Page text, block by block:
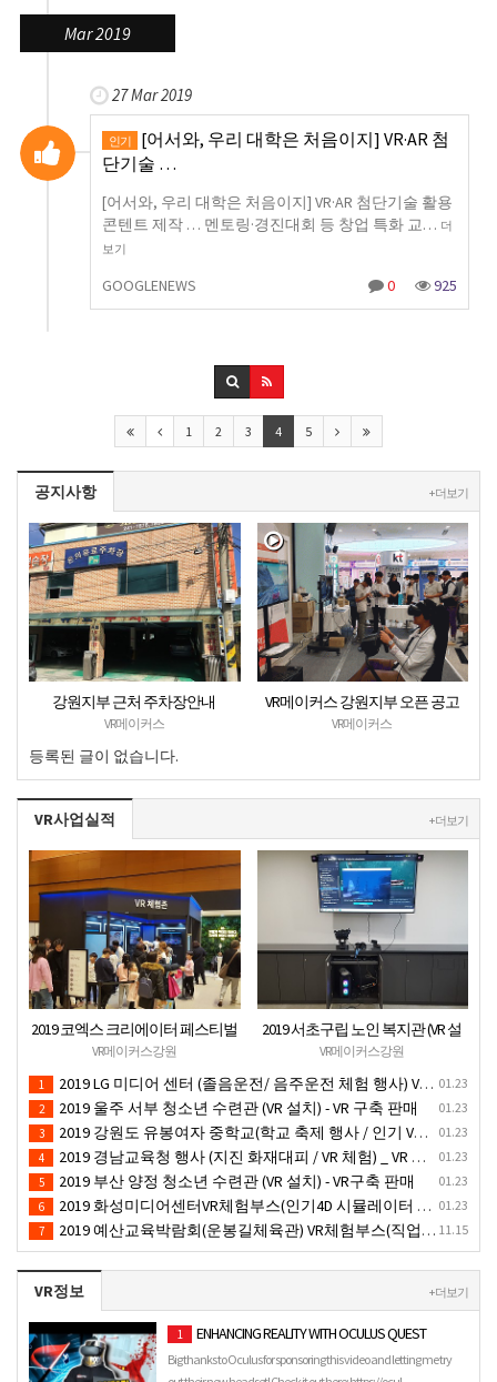
Mar 2019
27 Mar 2019
인기
[어서와, 우리 대학은 처음이지] VR·AR 첨
단기술 …
[어서와, 우리 대학은 처음이지] VR·AR 첨단기술 활용
콘텐트 제작 … 멘토링·경진대회 등 창업 특화 교… 더
보기
GOOGLENEWS 0 925
1 2 3 4 5
공지사항 + 더보기
강원지부 근처 주차장안내
VR메이커스
VR메이커스 강원지부 오픈 공고
VR메이커스
등록된 글이 없습니다.
VR사업실적 + 더보기
2019 코엑스 크리에이터 페스티벌
VR체험 부스 (인기 VR 체험) - VR렌
탈대여 행사
VR메이커스강원
2019 서초구립 노인 복지관 (VR 설
치) - VR 구축 판매
VR메이커스강원
01.23
1 2019 LG 미디어 센터 (졸음운전/ 음주운전 체험 행사) VR 체험 - VR 렌탈대여 행사
01.23
2 2019 울주 서부 청소년 수련관 (VR 설치) - VR 구축 판매
01.23
3 2019 강원도 유봉여자 중학교(학교 축제 행사 / 인기 VR 컨텐츠 ) - VR렌탈대여 행사
01.23
4 2019 경남교육청 행사 (지진 화재대피 / VR 체험) _ VR 렌탈대여행사
01.23
5 2019 부산 양정 청소년 수련관 (VR 설치) - VR구축 판매
01.23
6 2019 화성미디어센터VR체험부스(인기4D 시뮬레이터 체험)-VR렌탈대여 행사
11.15
7 2019 예산교육박람회(운봉길체육관) VR체험부스(직업진로체험 / 인기VR체험)-VR렌탈대여행사
VR정보 + 더보기
1 ENHANCING REALITY WITH OCULUS QUEST
Big thanks to Oculus for sponsoring this video and letting me try